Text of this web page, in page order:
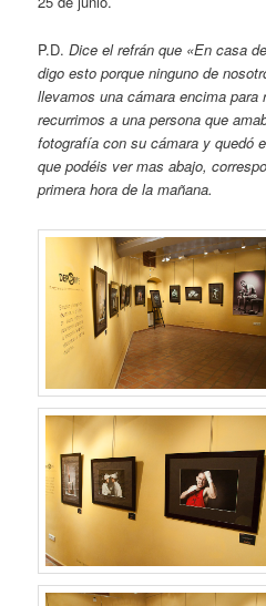
P.D.Dice el refrán que «En casa
digo esto porque ninguno de
llevamos una cámara encima
recurrimos a una persona que
fotografía con su cámara y quedó
que podéis ver mas abajo,
primera hora de la mañana.